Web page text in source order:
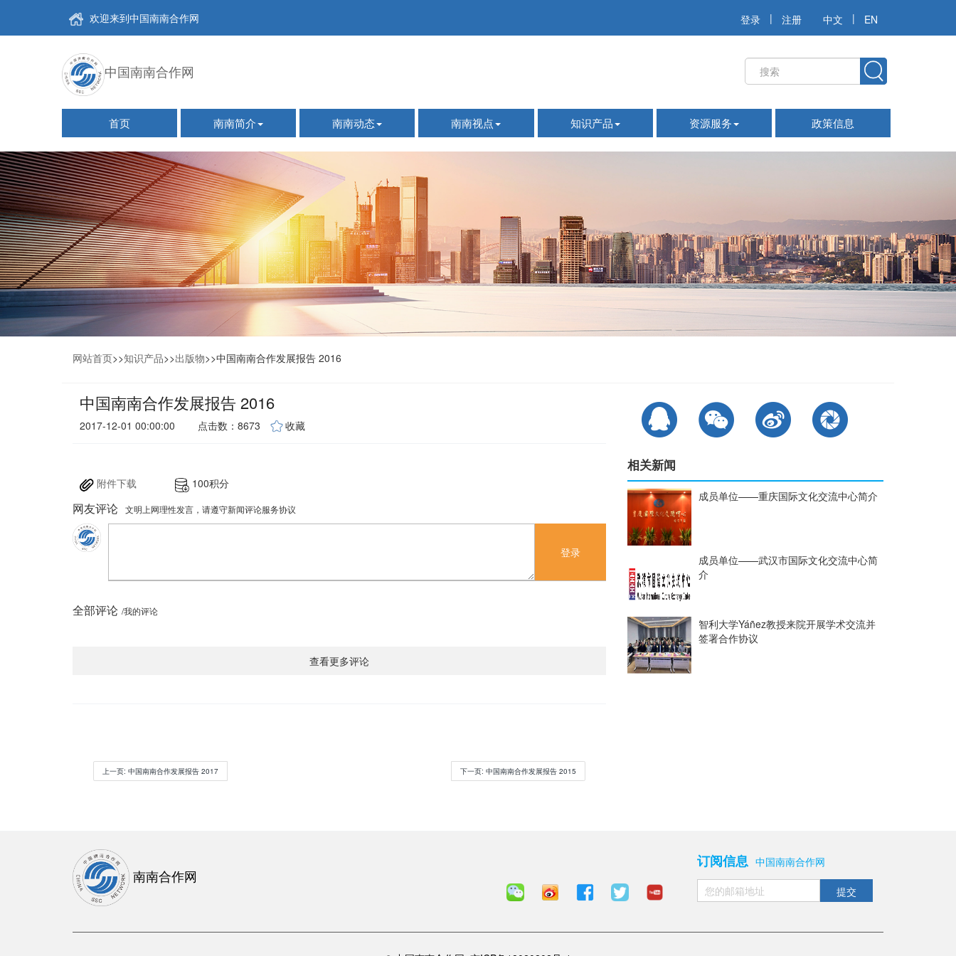
欢迎来到中国南南合作网 登录 | 注册 中文 | EN
中国南南合作网
首页 南南简介 南南动态 南南视点 知识产品 资源服务 政策信息
网站首页>>知识产品>>出版物>>中国南南合作发展报告 2016
中国南南合作发展报告 2016
2017-12-01 00:00:00 点击数：8673 收藏
附件下载 100积分
网友评论 文明上网理性发言，请遵守新闻评论服务协议
登录
全部评论 /我的评论
查看更多评论
上一页: 中国南南合作发展报告 2017 下一页: 中国南南合作发展报告 2015
相关新闻
成员单位——重庆国际文化交流中心简介
成员单位——武汉市国际文化交流中心简
介
智利大学Yáñez教授来院开展学术交流并
签署合作协议
南南合作网
订阅信息 中国南南合作网
提交